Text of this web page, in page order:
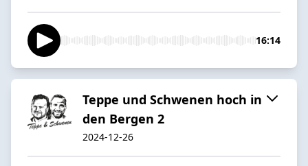
16:14
Teppe und Schwenen hoch in
den Bergen 2
2024-12-26